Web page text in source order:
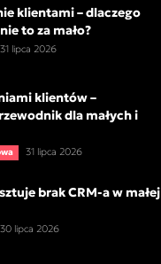
klientami – dlaczego
to za mało?
31 lipca 2026
klientów –
dla małych i
31 lipca 2026
brak CRM-a w małej
30 lipca 2026